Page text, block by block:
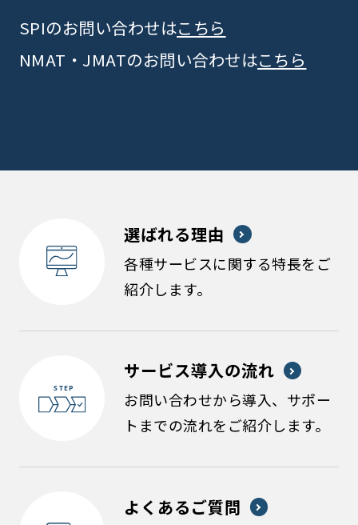
SPIのお問い合わせはこちら
NMAT・JMATのお問い合わせはこちら
選ばれる理由
各種サービスに関する特長をご
紹介します。
サービス導入の流れ
お問い合わせから導入、サポー
トまでの流れをご紹介します。
よくあるご質問